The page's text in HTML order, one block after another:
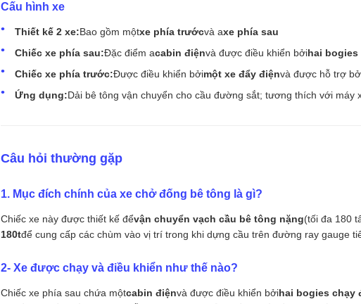
Cấu hình xe
Thiết kế 2 xe:Bao gồm mộtxe phía trướcvà axe phía sau
Chiếc xe phía sau:Đặc điểm acabin điệnvà được điều khiển bởihai bogies
Chiếc xe phía trước:Được điều khiển bởimột xe đẩy điệnvà được hỗ trợ
Ứng dụng:Dải bê tông vận chuyển cho cầu đường sắt; tương thích với máy
Câu hỏi thường gặp
1. Mục đích chính của xe chở đống bê tông là gì?
Chiếc xe này được thiết kế đểvận chuyển vạch cầu bê tông nặng(tối đa 180
180tđể cung cấp các chùm vào vị trí trong khi dựng cầu trên đường ray gauge
2- Xe được chạy và điều khiển như thế nào?
Chiếc xe phía sau chứa mộtcabin điệnvà được điều khiển bởihai bogies chạy